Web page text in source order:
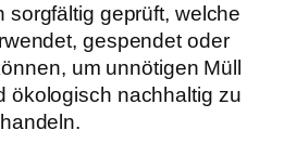
sorgfältig geprüft, welche
gespendet oder
um unnötigen Müll
ökologisch nachhaltig zu
handeln.